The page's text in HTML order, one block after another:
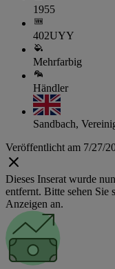
1955
402UYY
Mehrfarbig
Händler
Sandbach,
Veröffentlicht am 7/27/
Dieses Inserat wurde
entfernt. Bitte sehen Sie
Anzeigen an.